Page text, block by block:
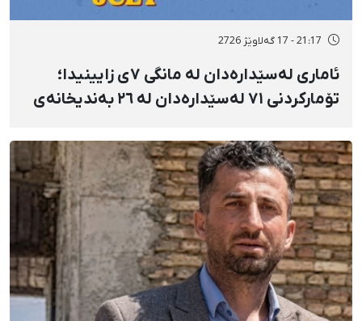
21:17 - 17 گەلاوێژ 2726
ئاماری لەسێدارەدان لە مانگی ٧ی زایینیدا؛
تۆمارکردنی ٧١ لەسێدارەدان لە ٢٦ بەندیخانەی
شوێنی نادیار و لەبەر چاوی خەڵکەوە